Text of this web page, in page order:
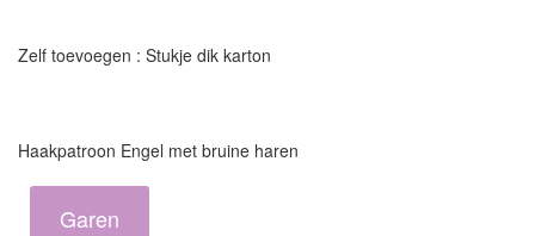
Zelf toevoegen : Stukje dik karton
Haakpatroon Engel met bruine haren
Garen